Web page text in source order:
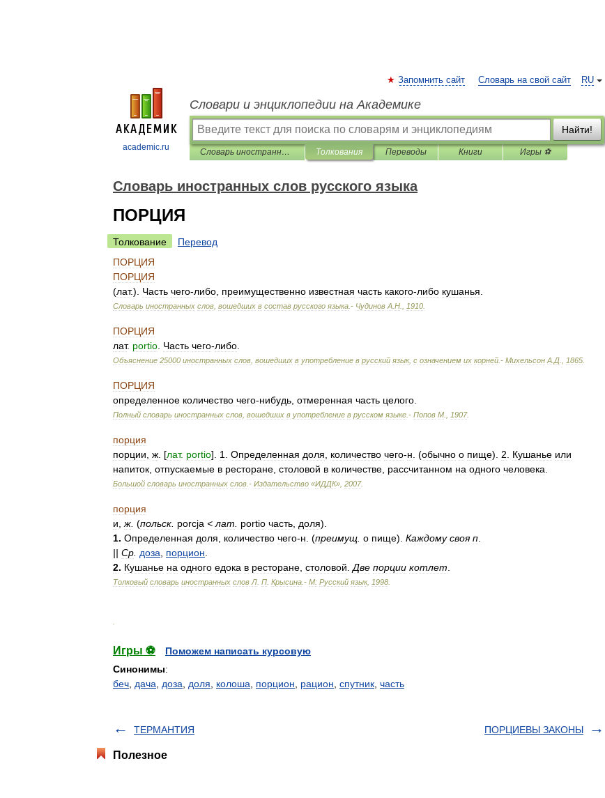
academic.ru
RU
Запомнить сайт Словарь на свой сайт
Словари и энциклопедии на Академике
Найти!
Словарь иностранных слов русского языка Толкования Переводы Книги Игры ⚽
Словарь иностранных слов русского языка
ПОРЦИЯ
Толкование
Перевод
ПОРЦИЯ
ПОРЦИЯ
(лат.). Часть чего-либо преимущественно известная часть какого-либо кушанья
Словарь иностранных слов вошедших в состав русского языка .- Чудинов А Н 1910
ПОРЦИЯ
лат. portio Часть чего-либо
Объяснение 25000 иностранных слов вошедших в употребление в русский язык, с означением их корней .- Михельсон А Д 1865
ПОРЦИЯ
определенное количество чего-нибудь отмеренная часть целого
Полный словарь иностранных слов вошедших в употребление в русском языке .- Попов М 1907.
порция
порции ж . [лат. portio]. 1 Определенная доля количество чего-н . (обычно о пище). 2 Кушанье или
напиток отпускаемые в ресторане столовой в количестве рассчитанном на одного человека
Большой словарь иностранных слов .- Издательство «ИДДК» 2007.
порция
и ж (польск porcja < лат portio часть доля).
1. Определенная доля количество чего-н . (преимущ о пище). Каждому своя п
|| Ср доза порцион
2. Кушанье на одного едока в ресторане столовой Две порции котлет
Толковый словарь иностранных слов Л П Крысина .- М: Русский язык, 1998
Игры ⚽
Поможем написать курсовую
Синонимы:
беч дача доза доля колоша порцион рацион спутник часть
ТЕРМАНТИЯ ПОРЦИЕВЫ ЗАКОНЫ
Полезное